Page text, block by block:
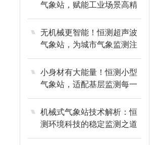
气象站，赋能工业场景高精
度气象管控
无机械更智能！恒测超声波
气象站，为城市气象监测注
入新动能
小身材有大能量！恒测小型
气象站，适配基层监测每一
处
机械式气象站技术解析：恒
测环境科技的稳定监测之道